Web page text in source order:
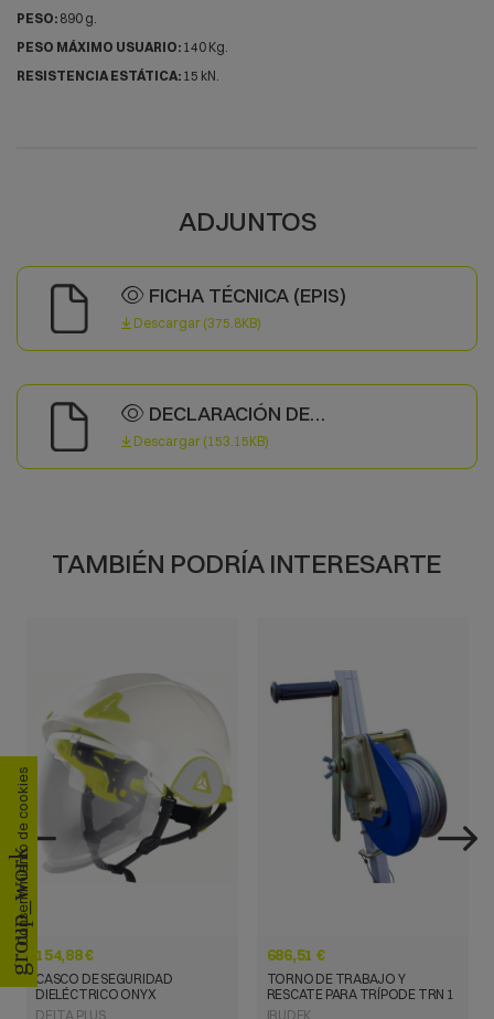
PESO: 890 g.
PESO MÁXIMO USUARIO: 140 Kg.
RESISTENCIA ESTÁTICA: 15 kN.
ADJUNTOS
FICHA TÉCNICA (EPIS)
Descargar (375.8KB)
DECLARACIÓN DE
CONFORMIDAD
Descargar (153.15KB)
TAMBIÉN PODRÍA INTERESARTE
VISTA RÁPIDA
154,88 €
CASCO DE SEGURIDAD
DIELÉCTRICO ONYX
DELTA PLUS
VISTA RÁPIDA
686,51 €
TORNO DE TRABAJO Y
RESCATE PARA TRÍPODE TRN 1
IRUDEK
group_work
Consentimiento de cookies